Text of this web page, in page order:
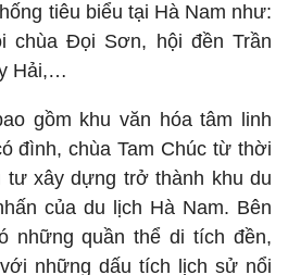
tiêu biểu tại Hà Nam như:
chùa Đọi Sơn, hội đền Trần
Hải,…
gồm khu văn hóa tâm linh
đình, chùa Tam Chúc từ thời
xây dựng trở thành khu du
của du lịch Hà Nam. Bên
những quần thể di tích đền,
những dấu tích lịch sử nổi